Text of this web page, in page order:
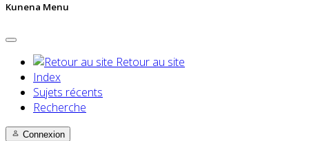
Kunena Menu
Retour au site
Index
Sujets récents
Recherche
Connexion